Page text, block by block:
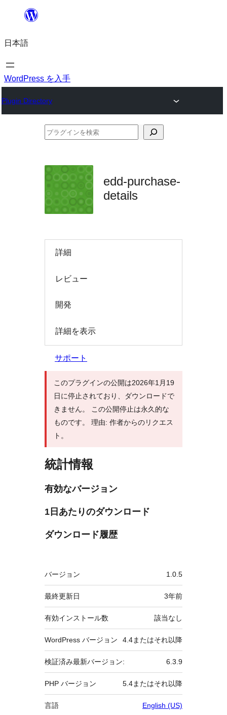
を
ス
キ
プ
日本語
WordPress を入手
Plugin Directory
プ
ン
索
edd-purchase-
details
詳細
レビュー
開発
詳細を表示
サポート
このプラグインの公開は2026年1月19
日に停止されており、ダウンロードで
きません。 この公開停止は永久的な
ものです。 理由: 作者からのリクエス
ト。
統計情報
有効なバージョン
1日あたりのダウンロード
ダウンロード履歴
メ
タ
バージョン 1.0.5
最終更新日 3年前
有効インストール数 該当なし
WordPress バージョン 4.4またはそれ以降
検証済み最新バージョン: 6.3.9
PHP バージョン 5.4またはそれ以降
言語 English (US)